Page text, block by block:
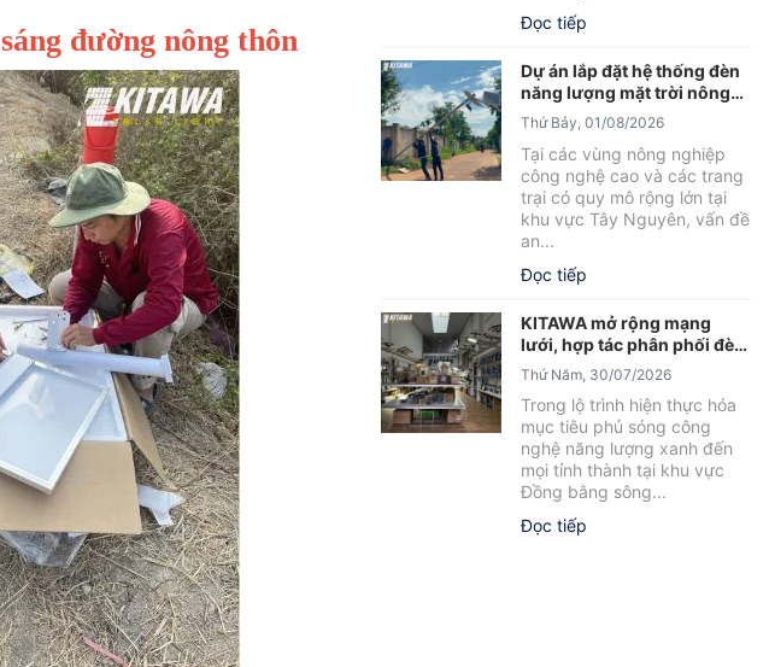
đường nông thôn
Đọc tiếp
Dự án lắp đặt hệ thống đèn
năng lượng mặt trời nông
trại tại Đắk Lắk
Thứ Bảy, 01/08/2026
Tại các vùng nông nghiệp
công nghệ cao và các trang
trại có quy mô rộng lớn tại
khu vực Tây Nguyên, vấn đề
an...
Đọc tiếp
KITAWA mở rộng mạng
lưới, hợp tác phân phối đèn
năng lượng mặt trời tại Sóc
Thứ Năm, 30/07/2026
Trong lộ trình hiện thực hóa
mục tiêu phủ sóng công
nghệ năng lượng xanh đến
mọi tỉnh thành tại khu vực
Đồng bằng sông...
Đọc tiếp